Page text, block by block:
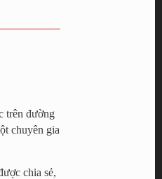
trên đường
chuyên gia
chia sẻ,